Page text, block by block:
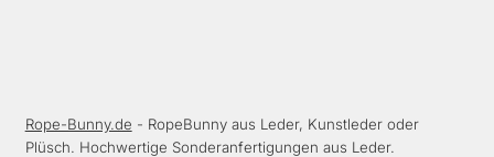
Rope-Bunny.de - RopeBunny aus Leder, Kunstleder oder
Plüsch. Hochwertige Sonderanfertigungen aus Leder.